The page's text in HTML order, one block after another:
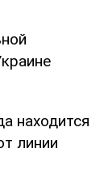
находится
линии